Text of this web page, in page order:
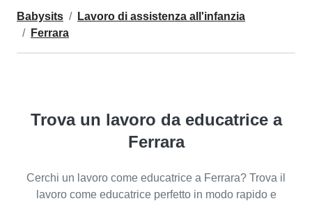
Babysits
Lavoro di assistenza all'infanzia
Ferrara
Trova un lavoro da educatrice a
Ferrara
Cerchi un lavoro come educatrice a Ferrara? Trova il
lavoro come educatrice perfetto in modo rapido e